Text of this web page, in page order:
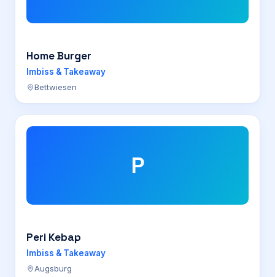
Home Burger
Imbiss & Takeaway
Bettwiesen
P
Peri Kebap
Imbiss & Takeaway
Augsburg